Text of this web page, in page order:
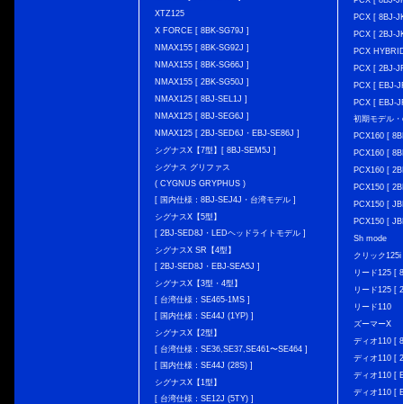
XTZ125
X FORCE [ 8BK-SG79J ]
NMAX155 [ 8BK-SG92J ]
NMAX155 [ 8BK-SG66J ]
NMAX155 [ 2BK-SG50J ]
NMAX125 [ 8BJ-SEL1J ]
NMAX125 [ 8BJ-SEG6J ]
NMAX125 [ 2BJ-SED6J・EBJ-SE86J ]
シグナスX【7型】[ 8BJ-SEM5J ]
シグナス グリファス
( CYGNUS GRYPHUS )
[ 国内仕様：8BJ-SEJ4J・台湾モデル ]
シグナスX【5型】
[ 2BJ-SED8J・LEDヘッドライトモデル ]
シグナスX SR【4型】
[ 2BJ-SED8J・EBJ-SEA5J ]
シグナスX【3型・4型】
[ 台湾仕様：SE465-1MS ]
[ 国内仕様：SE44J (1YP) ]
シグナスX【2型】
[ 台湾仕様：SE36,SE37,SE461〜SE464 ]
[ 国内仕様：SE44J (28S) ]
シグナスX【1型】
[ 台湾仕様：SE12J (5TY) ]
PCX [ 8BJ-
PCX [ 2BJ-
PCX
PCX [ 2BJ-
PCX [ EBJ-
PCX [ EBJ-
初期モデル
PCX160 [
PCX160 [
PCX160 [
PCX150 [
PCX150 [
PCX150 [
Sh mode
クリック
リード125 [
リード125 [
リード110
ズーマーX
ディオ110 [
ディオ110 [
ディオ110 [
ディオ110 [